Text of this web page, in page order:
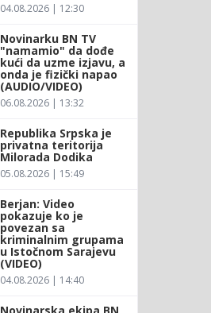
04.08.2026 | 12:30
Novinarku BN TV
"namamio" da dođe
kući da uzme izjavu, a
onda je fizički napao
(AUDIO/VIDEO)
06.08.2026 | 13:32
Republika Srpska je
privatna teritorija
Milorada Dodika
05.08.2026 | 15:49
Berjan: Video
pokazuje ko je
povezan sa
kriminalnim grupama
u Istočnom Sarajevu
(VIDEO)
04.08.2026 | 14:40
Novinarska ekipa BN